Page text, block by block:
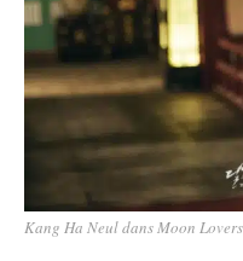
Kang Ha Neul dans Moon